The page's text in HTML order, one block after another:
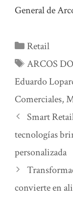
General de
Categorías
Retail
Etiquetas
ARCOS
Eduardo
Comerciales,
Smart
tecnologías
personalizada
convierte en